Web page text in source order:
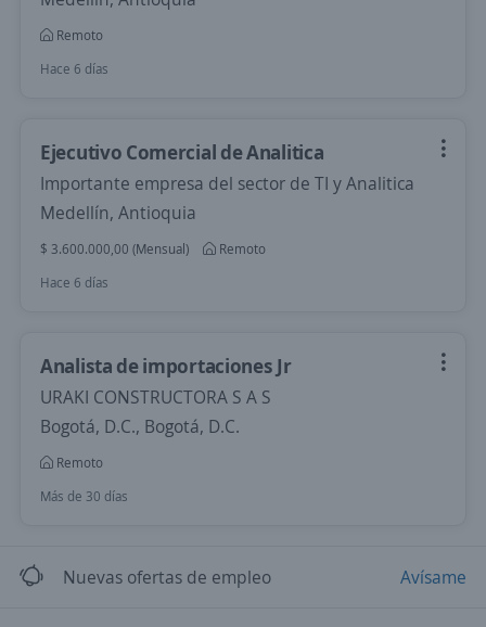
Remoto
Hace 6 días
Ejecutivo Comercial de Analitica
Importante empresa del sector de TI y Analitica
Medellín, Antioquia
$ 3.600.000,00 (Mensual)
Remoto
Hace 6 días
Analista de importaciones Jr
URAKI CONSTRUCTORA S A S
Bogotá, D.C., Bogotá, D.C.
Remoto
Más de 30 días
Nuevas ofertas de empleo Avísame